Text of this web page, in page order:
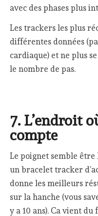
avec des phases plus
Les trackers les plus
différentes données
cardiaque) et ne plus
le nombre de pas.
7. L’endroit
compte
Le poignet semble
un bracelet tracker
donne les meilleurs
sur la hanche (vous
y a 10 ans). Ca vient